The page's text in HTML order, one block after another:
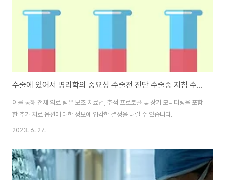
수술에 있어서 병리학의 중요성 수술전 진단 수술중 지침 수술후 평가
이를 통해 전체 의료 팀은 보조 치료법, 추적 프로토콜 및 장기 모니터링을 포함
한 추가 치료 옵션에 대한 정보에 입각한 결정을 내릴 수 있습니다.
2023. 6. 27.